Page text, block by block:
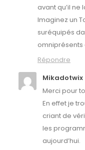
avant qu’il
Imaginez un
suréquipés
omniprésents
Répondre
Mikadotwix
Merci pour
En effet je
criant de
les
aujourd’hui.